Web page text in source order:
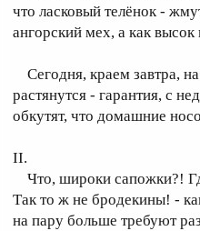
что ласковый телёнок -
ангорский мех, а как высок
Сегодня, краем завтра,
растянутся - гарантия, с
обкутят, что домашние
II.
Что, широки сапожки?!
Так то ж не бродекины! -
на пару больше требуют